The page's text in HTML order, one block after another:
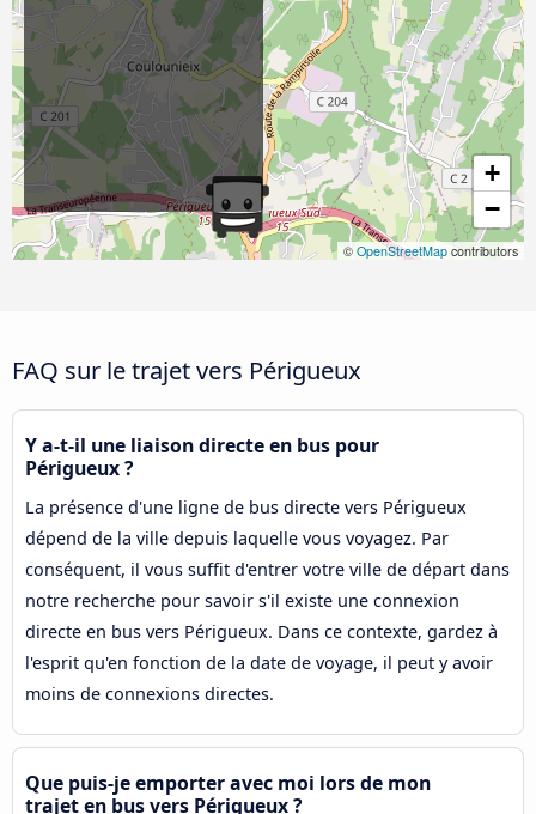
+
−
© OpenStreetMap contributors
FAQ sur le trajet vers Périgueux
Y a-t-il une liaison directe en bus pour
Périgueux ?
La présence d'une ligne de bus directe vers Périgueux
dépend de la ville depuis laquelle vous voyagez. Par
conséquent, il vous suffit d'entrer votre ville de départ dans
notre recherche pour savoir s'il existe une connexion
directe en bus vers Périgueux. Dans ce contexte, gardez à
l'esprit qu'en fonction de la date de voyage, il peut y avoir
moins de connexions directes.
Que puis-je emporter avec moi lors de mon
trajet en bus vers Périgueux ?